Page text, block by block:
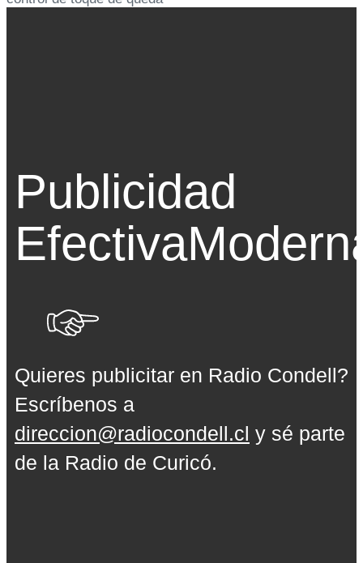
Publicidad
Efectiva
Quieres publicitar en Radio Condell?
Escríbenos a
direccion@radiocondell.cl y sé parte
de la Radio de Curicó.